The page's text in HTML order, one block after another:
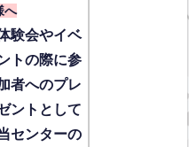
へ
験会やイベ
トの際に参
者へのプレ
ントとして
センターの